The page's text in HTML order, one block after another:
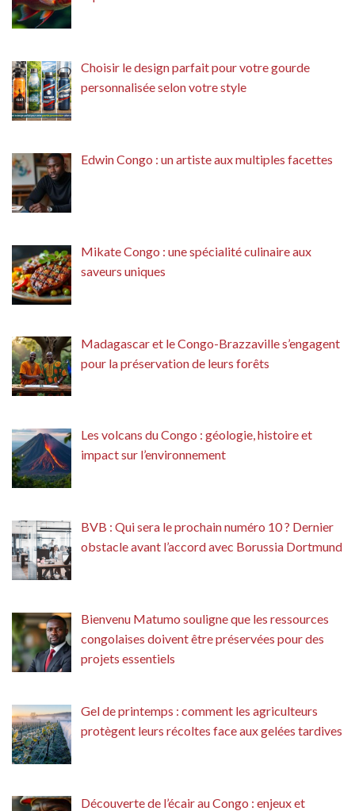
Choisir le design parfait pour votre gourde
personnalisée selon votre style
Edwin Congo : un artiste aux multiples facettes
Mikate Congo : une spécialité culinaire aux
saveurs uniques
Madagascar et le Congo-Brazzaville s’engagent
pour la préservation de leurs forêts
Les volcans du Congo : géologie, histoire et
impact sur l’environnement
BVB : Qui sera le prochain numéro 10 ? Dernier
obstacle avant l’accord avec Borussia Dortmund
Bienvenu Matumo souligne que les ressources
congolaises doivent être préservées pour des
projets essentiels
Gel de printemps : comment les agriculteurs
protègent leurs récoltes face aux gelées tardives
Découverte de l’écair au Congo : enjeux et